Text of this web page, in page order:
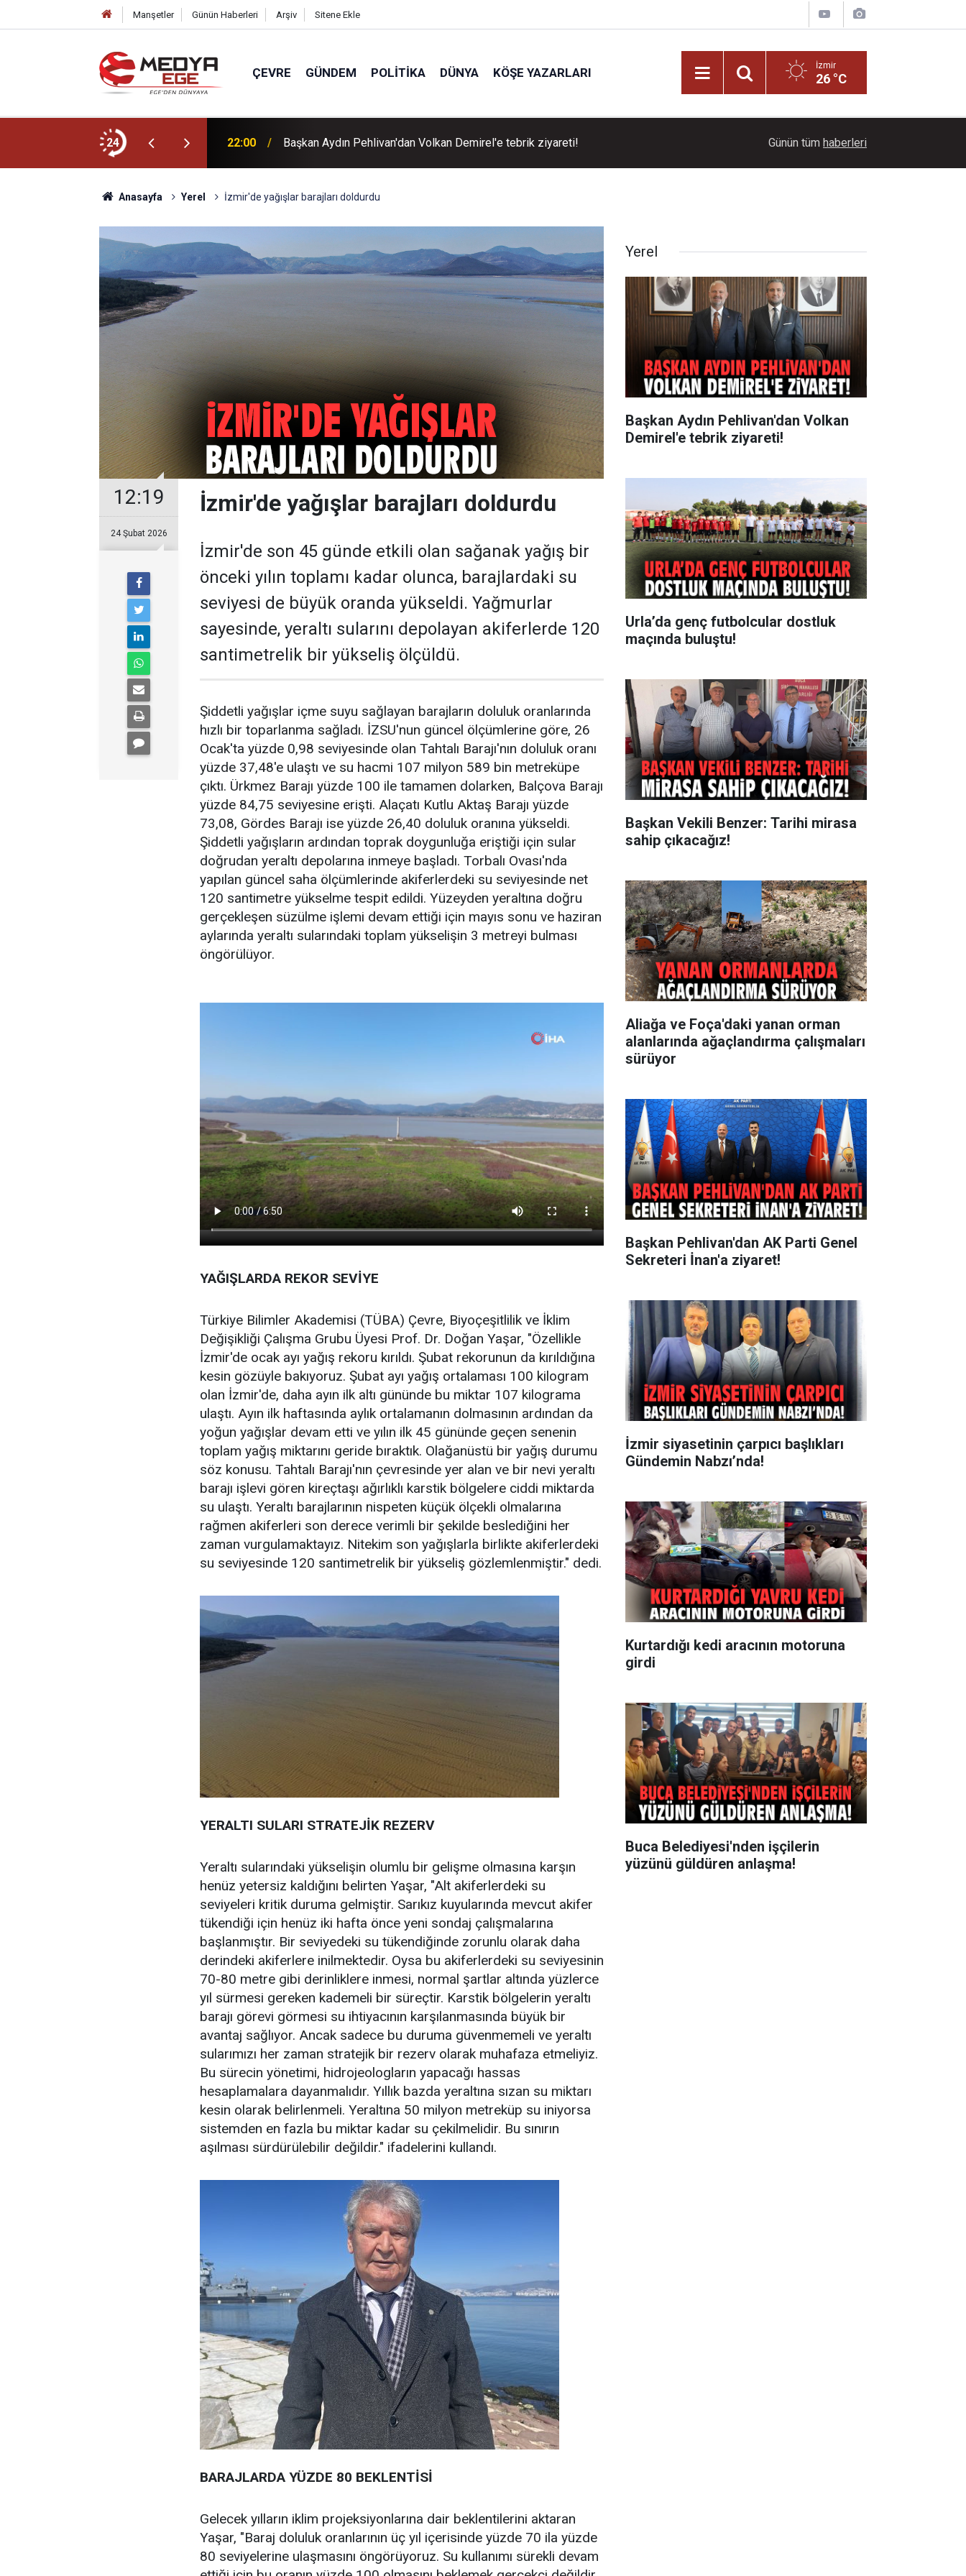
Manşetler Günün Haberleri Arşiv Sitene Ekle
ÇEVRE GÜNDEM POLITIKA DÜNYA KÖŞE YAZARLARI İzmir
26 °C
24 22:00 Başkan Aydın Pehlivan'dan Volkan Demirel'e tebrik ziyareti! Ayçiçeği tarlaları ihtişamıyla görenleri büyüledi!
Günün tüm haberleri
Anasayfa Yerel İzmir'de yağışlar barajları doldurdu
12:19
24 Şubat 2026
İzmir'de yağışlar barajları doldurdu
İzmir'de son 45 günde etkili olan sağanak yağış bir
önceki yılın toplamı kadar olunca, barajlardaki su
seviyesi de büyük oranda yükseldi. Yağmurlar
sayesinde, yeraltı sularını depolayan akiferlerde 120
santimetrelik bir yükseliş ölçüldü.
Şiddetli yağışlar içme suyu sağlayan barajların doluluk oranlarında
hızlı bir toparlanma sağladı. İZSU'nun güncel ölçümlerine göre, 26
Ocak'ta yüzde 0,98 seviyesinde olan Tahtalı Barajı'nın doluluk oranı
yüzde 37,48'e ulaştı ve su hacmi 107 milyon 589 bin metreküpe
çıktı. Ürkmez Barajı yüzde 100 ile tamamen dolarken, Balçova Barajı
yüzde 84,75 seviyesine erişti. Alaçatı Kutlu Aktaş Barajı yüzde
73,08, Gördes Barajı ise yüzde 26,40 doluluk oranına yükseldi.
Şiddetli yağışların ardından toprak doygunluğa eriştiği için sular
doğrudan yeraltı depolarına inmeye başladı. Torbalı Ovası'nda
yapılan güncel saha ölçümlerinde akiferlerdeki su seviyesinde net
120 santimetre yükselme tespit edildi. Yüzeyden yeraltına doğru
gerçekleşen süzülme işlemi devam ettiği için mayıs sonu ve haziran
aylarında yeraltı sularındaki toplam yükselişin 3 metreyi bulması
öngörülüyor.
YAĞIŞLARDA REKOR SEVİYE
Türkiye Bilimler Akademisi (TÜBA) Çevre, Biyoçeşitlilik ve İklim
Değişikliği Çalışma Grubu Üyesi Prof. Dr. Doğan Yaşar, "Özellikle
İzmir'de ocak ayı yağış rekoru kırıldı. Şubat rekorunun da kırıldığına
kesin gözüyle bakıyoruz. Şubat ayı yağış ortalaması 100 kilogram
olan İzmir'de, daha ayın ilk altı gününde bu miktar 107 kilograma
ulaştı. Ayın ilk haftasında aylık ortalamanın dolmasının ardından da
yoğun yağışlar devam etti ve yılın ilk 45 gününde geçen senenin
toplam yağış miktarını geride bıraktık. Olağanüstü bir yağış durumu
söz konusu. Tahtalı Barajı'nın çevresinde yer alan ve bir nevi yeraltı
barajı işlevi gören kireçtaşı ağırlıklı karstik bölgelere ciddi miktarda
su ulaştı. Yeraltı barajlarının nispeten küçük ölçekli olmalarına
rağmen akiferleri son derece verimli bir şekilde beslediğini her
zaman vurgulamaktayız. Nitekim son yağışlarla birlikte akiferlerdeki
su seviyesinde 120 santimetrelik bir yükseliş gözlemlenmiştir." dedi.
YERALTI SULARI STRATEJİK REZERV
Yeraltı sularındaki yükselişin olumlu bir gelişme olmasına karşın
henüz yetersiz kaldığını belirten Yaşar, "Alt akiferlerdeki su
seviyeleri kritik duruma gelmiştir. Sarıkız kuyularında mevcut akifer
tükendiği için henüz iki hafta önce yeni sondaj çalışmalarına
başlanmıştır. Bir seviyedeki su tükendiğinde zorunlu olarak daha
derindeki akiferlere inilmektedir. Oysa bu akiferlerdeki su seviyesinin
70-80 metre gibi derinliklere inmesi, normal şartlar altında yüzlerce
yıl sürmesi gereken kademeli bir süreçtir. Karstik bölgelerin yeraltı
barajı görevi görmesi su ihtiyacının karşılanmasında büyük bir
avantaj sağlıyor. Ancak sadece bu duruma güvenmemeli ve yeraltı
sularımızı her zaman stratejik bir rezerv olarak muhafaza etmeliyiz.
Bu sürecin yönetimi, hidrojeologların yapacağı hassas
hesaplamalara dayanmalıdır. Yıllık bazda yeraltına sızan su miktarı
kesin olarak belirlenmeli. Yeraltına 50 milyon metreküp su iniyorsa
sistemden en fazla bu miktar kadar su çekilmelidir. Bu sınırın
aşılması sürdürülebilir değildir." ifadelerini kullandı.
BARAJLARDA YÜZDE 80 BEKLENTİSİ
Gelecek yılların iklim projeksiyonlarına dair beklentilerini aktaran
Yaşar, "Baraj doluluk oranlarının üç yıl içerisinde yüzde 70 ila yüzde
80 seviyelerine ulaşmasını öngörüyoruz. Su kullanımı sürekli devam
Yerel
Başkan Aydın Pehlivan'dan Volkan
Demirel'e tebrik ziyareti!
Urla’da genç futbolcular dostluk
maçında buluştu!
Başkan Vekili Benzer: Tarihi mirasa
sahip çıkacağız!
Aliağa ve Foça'daki yanan orman
alanlarında ağaçlandırma çalışmaları
sürüyor
Başkan Pehlivan'dan AK Parti Genel
Sekreteri İnan'a ziyaret!
İzmir siyasetinin çarpıcı başlıkları
Gündemin Nabzı’nda!
Kurtardığı kedi aracının motoruna
girdi
Buca Belediyesi'nden işçilerin
yüzünü güldüren anlaşma!